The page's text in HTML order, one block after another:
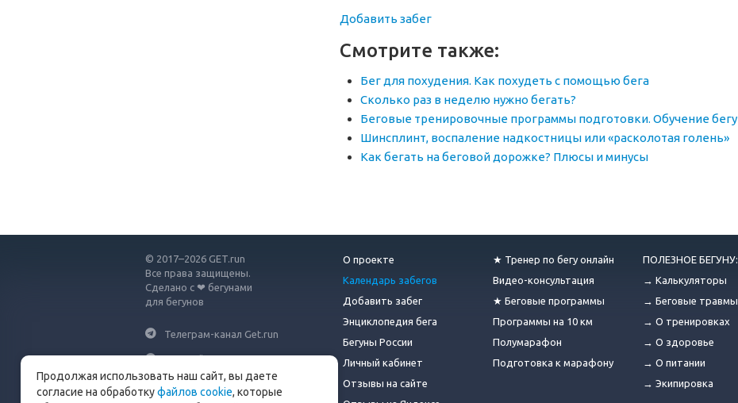
Добавить забег
Смотрите также:
Бег для похудения. Как похудеть с помощью бега
Сколько раз в неделю нужно бегать?
Беговые тренировочные программы подготовки. Обучение бегу
Шинсплинт, воспаление надкостницы или «расколотая голень»
Как бегать на беговой дорожке? Плюсы и минусы
© 2017–2026 GET.run
Все права защищены.
Сделано с ❤ бегунами
для бегунов
Телеграм-канал Get.run
Беговой чат в Телеграм
info@get.run
О проекте
Календарь забегов
Добавить забег
Энциклопедия бега
Бегуны России
Личный кабинет
Отзывы на сайте
★ Тренер по бегу онлайн
Видео-консультация
★ Беговые программы
Программы на 10 км
Полумарафон
Подготовка к марафону
ПОЛЕЗНОЕ БЕГУНУ:
→ Калькуляторы
→ Беговые травмы
→ О тренировках
→ О здоровье
→ О питании
→ Экипировка
Продолжая использовать наш сайт, вы даете
согласие на обработкуфайлов cookie, которые